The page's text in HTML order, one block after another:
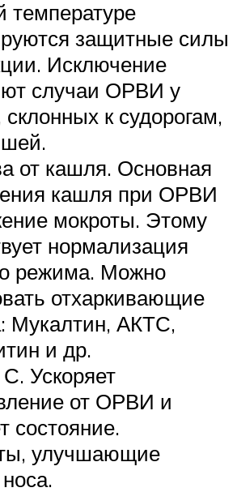
температуре
защитные силы
Исключение
случаи ОРВИ у
к судорогам,
от кашля. Основная
кашля при ОРВИ
мокроты. Этому
нормализация
режима. Можно
отхаркивающие
Мукалтин, АКТС,
и др.
Ускоряет
от ОРВИ и
состояние.
улучшающие